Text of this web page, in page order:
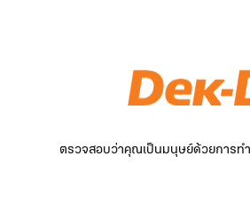
ตรวจสอบว่าคุณเป็นมนุษย์ด้วยการทำ